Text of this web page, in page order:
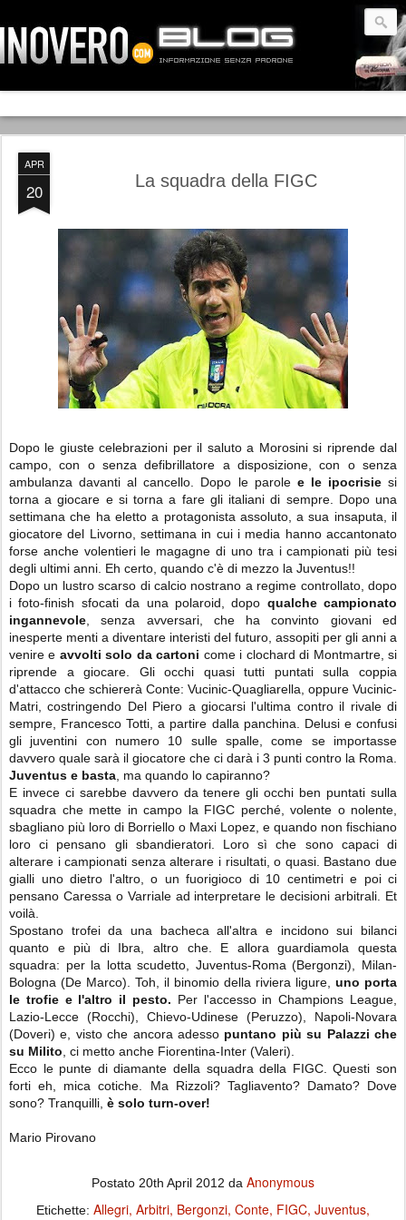
APR
20 La squadra della FIGC
Dopo le giuste celebrazioni per il saluto a Morosini si riprende dal
campo, con o senza defibrillatore a disposizione, con o senza
ambulanza davanti al cancello. Dopo le parole e le ipocrisiesi
torna a giocare e si torna a fare gli italiani di sempre. Dopo una
settimana che ha eletto a protagonista assoluto, a sua insaputa, il
giocatore del Livorno, settimana in cui i media hanno accantonato
forse anche volentieri le magagne di uno tra i campionati più tesi
degli ultimi anni. Eh certo, quando c'è di mezzo la Juventus!!
Dopo un lustro scarso di calcio nostrano a regime controllato, dopo
i foto-finish sfocati da una polaroid, dopo qualche campionato
ingannevole , senza avversari, che ha convinto giovani ed
inesperte menti a diventare interisti del futuro, assopiti per gli anni a
venire e avvolti solo da cartoni come i clochard di Montmartre, si
riprende a giocare. Gli occhi quasi tutti puntati sulla coppia
d'attacco che schiererà Conte: Vucinic-Quagliarella, oppure Vucinic-
Matri, costringendo Del Piero a giocarsi l'ultima contro il rivale di
sempre, Francesco Totti, a partire dalla panchina. Delusi e confusi
gli juventini con numero 10 sulle spalle, come se importasse
davvero quale sarà il giocatore che ci darà i 3 punti contro la Roma.
Juventus e basta , ma quando lo capiranno?
E invece ci sarebbe davvero da tenere gli occhi ben puntati sulla
squadra che mette in campo la FIGC perché, volente o nolente,
sbagliano più loro di Borriello o Maxi Lopez, e quando non fischiano
loro ci pensano gli sbandieratori. Loro sì che sono capaci di
alterare i campionati senza alterare i risultati, o quasi. Bastano due
gialli uno dietro l'altro, o un fuorigioco di 10 centimetri e poi ci
pensano Caressa o Varriale ad interpretare le decisioni arbitrali. Et
voilà.
Spostano trofei da una bacheca all'altra e incidono sui bilanci
quanto e più di Ibra, altro che. E allora guardiamola questa
squadra: per la lotta scudetto, Juventus-Roma (Bergonzi), Milan-
Bologna (De Marco). Toh, il binomio della riviera ligure, uno porta
le trofie e l'altro il pesto. Per l'accesso in Champions League,
Lazio-Lecce (Rocchi), Chievo-Udinese (Peruzzo), Napoli-Novara
(Doveri) e, visto che ancora adesso puntano più su Palazzi che
su Milito , ci metto anche Fiorentina-Inter (Valeri).
Ecco le punte di diamante della squadra della FIGC. Questi son
forti eh, mica cotiche. Ma Rizzoli? Tagliavento? Damato? Dove
sono? Tranquilli, è solo turn-over!
Mario Pirovano
Postato 20th April 2012 da Anonymous
Etichette: Allegri Arbitri Bergonzi Conte FIGC Juventus